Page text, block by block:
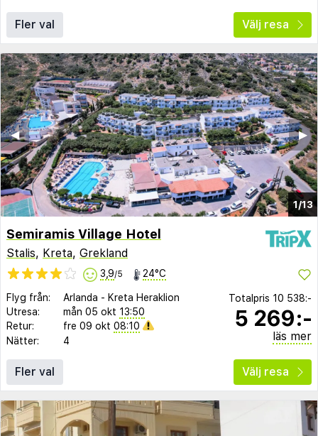
Fler val Välj resa
1/13
▶︎
◀︎
Semiramis Village Hotel
Stalis, Kreta, Grekland
3,9/5 24°C
Flyg från: Arlanda - Kreta Heraklion
Utresa:
mån 05 okt 13:50
Retur:
fre 09 okt 08:10
Nätter:
4
Totalpris 10 538:-
5 269:-
läs mer
Fler val Välj resa